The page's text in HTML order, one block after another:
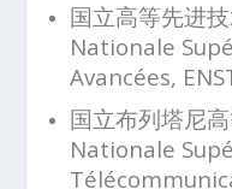
国立高等先进
Nationale
Avancées,
国立布列塔尼
Nationale